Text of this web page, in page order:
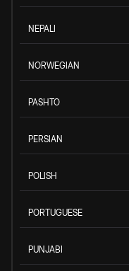
NEPALI
NORWEGIAN
PASHTO
PERSIAN
POLISH
PORTUGUESE
PUNJABI